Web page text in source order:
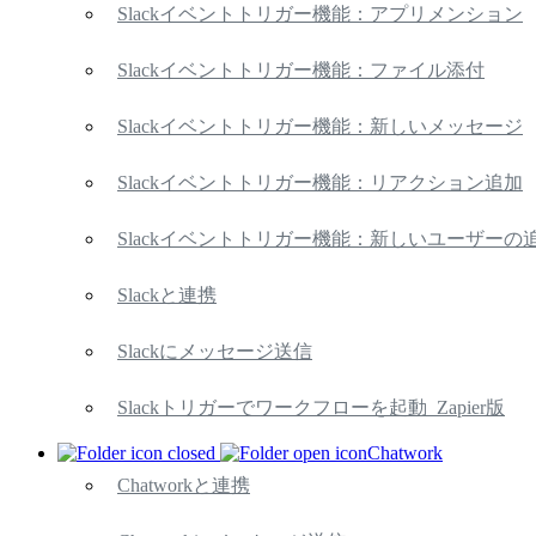
Slackイベントトリガー機能：アプリメンション
Slackイベントトリガー機能：ファイル添付
Slackイベントトリガー機能：新しいメッセージ
Slackイベントトリガー機能：リアクション追加
Slackイベントトリガー機能：新しいユーザーの
Slackと連携
Slackにメッセージ送信
Slackトリガーでワークフローを起動_Zapier版
Chatwork
Chatworkと連携